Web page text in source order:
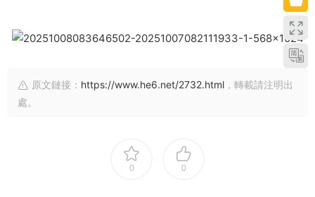
原文鏈接： https://www.he6.net/2732.html ，轉載請注明出
處。
0 0